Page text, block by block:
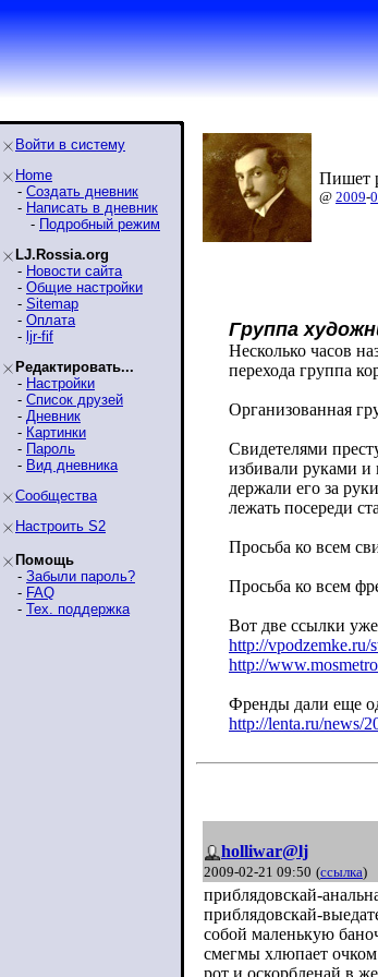
Войти в систему
Home
- Создать дневник
- Написать в дневник
- Подробный режим
LJ.Rossia.org
- Новости сайта
- Общие настройки
- Sitemap
- Оплата
- ljr-fif
Редактировать...
- Настройки
- Список друзей
- Дневник
- Картинки
- Пароль
- Вид дневника
Сообщества
Настроить S2
Помощь
- Забыли пароль?
- FAQ
- Тех. поддержка
Пишет
@ 2009-
Группа
Несколько часов
перехода группа
Организованная
Свидетелями
избивали руками и
держали его за
лежать посереди
Просьба ко всем
Просьба ко всем
Вот две ссылки
http://vpodzemke.ru/
http://
Френды дали еще
http://lenta.ru/news/
holliwar@lj
2009-02-21 09:50 (ссылка)
приблядовскай-
приблядовскай-
собой маленькую
смегмы хлюпает очком
рот и оскорбленай в